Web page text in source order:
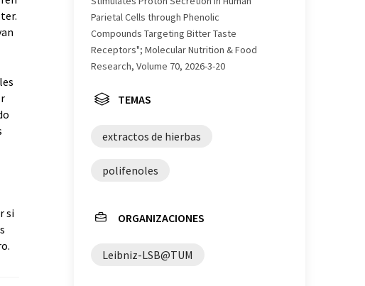
si
Parietal Cells through Phenolic
Compounds Targeting Bitter Taste
Receptors"; Molecular Nutrition & Food
Research, Volume 70, 2026-3-20
TEMAS
extractos de hierbas
polifenoles
ORGANIZACIONES
Leibniz-LSB@TUM